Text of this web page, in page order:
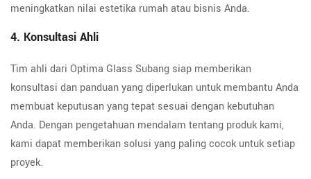
meningkatkan nilai estetika rumah atau bisnis Anda.
4. Konsultasi Ahli
Tim ahli dari Optima Glass Subang siap memberikan
konsultasi dan panduan yang diperlukan untuk membantu Anda
membuat keputusan yang tepat sesuai dengan kebutuhan
Anda. Dengan pengetahuan mendalam tentang produk kami,
kami dapat memberikan solusi yang paling cocok untuk setiap
proyek.